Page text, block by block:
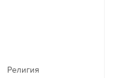
Религия